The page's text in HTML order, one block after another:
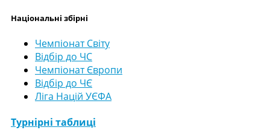
Національні збірні
Чемпіонат Світу
Відбір до ЧС
Чемпіонат Європи
Відбір до ЧЄ
Ліга Націй УЄФА
Турнірні таблиці